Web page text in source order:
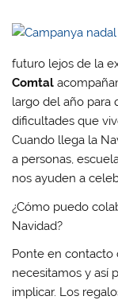
futuro lejos de la
Comtal
largo del año para
dificultades que
Cuando llega la
a personas,
nos ayuden a
¿Cómo puedo
Navidad?
Ponte en contacto
necesitamos y así
implicar. Los